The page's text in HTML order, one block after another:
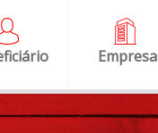
Empresa